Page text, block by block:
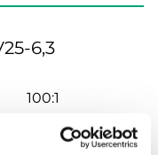
6,3
100:1
20 mm